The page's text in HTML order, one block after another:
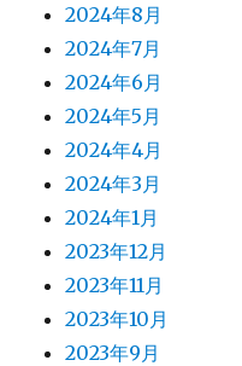
2024年8月
2024年7月
2024年6月
2024年5月
2024年4月
2024年3月
2024年1月
2023年12月
2023年11月
2023年10月
2023年9月